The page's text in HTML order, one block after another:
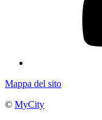
Mappa del sito
© MyCity